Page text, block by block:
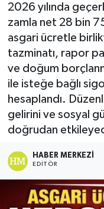
2026 yılında
zamla net 28 bin
asgari ücretle
tazminatı, rapor
ve doğum
ile isteğe bağlı
hesaplandı.
gelirini ve sosyal
doğrudan
HABER MERKEZI
EDITÖR
Süper Lig
Tüm Manşetler
Son Dakika
Haber Arşivi